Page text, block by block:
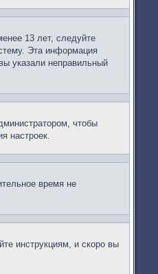
13 лет, следуйте
Эта информация
указали неправильный
чтобы
настроек.
время не
инструкциям, и скоро вы